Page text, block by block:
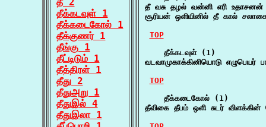
தீக்கடவுள் 1
தீக்கடைகோல் 1
தீக்குணர் 1
தீங்கு 1
தீட்டிடும் 1
தீத்திரள் 1
தீது 2
தீதுஅறு 1
தீதுஇல் 4
தீதுஇலா 1
தீ வசு தழல் வன்னி எரி உதாசனன்
சூரியன் ஒளியினில் தீ கால்
TOP
    தீக்கடவுள் (1)
வடவாமுகாக்கினியொடு
TOP
    தீக்கடைகோல் (1)
தீவிகை தீபம் ஒளி சுடர்